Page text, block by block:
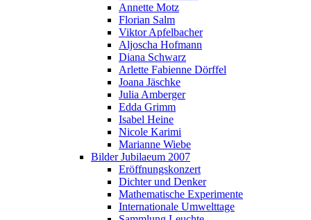
Annette Motz
Florian Salm
Viktor Apfelbacher
Aljoscha Hofmann
Diana Schwarz
Arlette Fabienne Dörffel
Joana Jäschke
Julia Amberger
Edda Grimm
Isabel Heine
Nicole Karimi
Marianne Wiebe
Bilder Jubilaeum 2007
Eröffnungskonzert
Dichter und Denker
Mathematische Experimente
Internationale Umwelttage